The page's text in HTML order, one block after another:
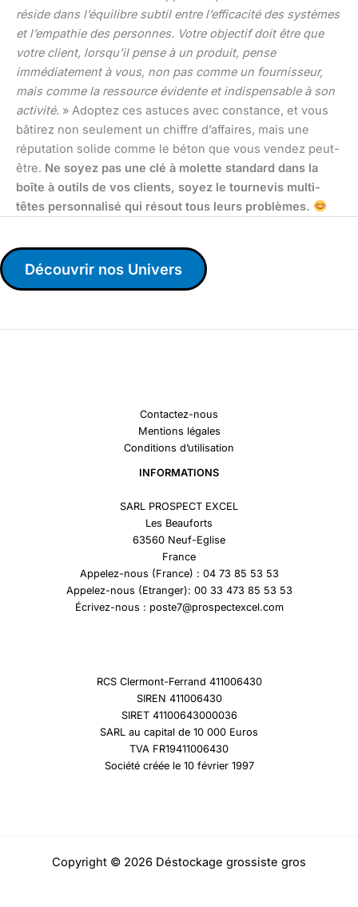
réside dans l’équilibre subtil entre l’efficacité des systèmes
et l’empathie des personnes. Votre objectif doit être que
votre client, lorsqu’il pense à un produit, pense
immédiatement à vous, non pas comme un fournisseur,
mais comme la ressource évidente et indispensable à son
activité. » Adoptez ces astuces avec constance, et vous
bâtirez non seulement un chiffre d’affaires, mais une
réputation solide comme le béton que vous vendez peut-
être. Ne soyez pas une clé à molette standard dans la
boîte à outils de vos clients, soyez le tournevis multi-
têtes personnalisé qui résout tous leurs problèmes.
Découvrir nos Univers
Contactez-nous
Mentions légales
Conditions d’utilisation
INFORMATIONS
SARL PROSPECT EXCEL
Les Beauforts
63560 Neuf-Eglise
France
Appelez-nous (France) : 04 73 85 53 53
Appelez-nous (Etranger): 00 33 473 85 53 53
Écrivez-nous : poste7@prospectexcel.com
RCS Clermont-Ferrand 411006430
SIREN 411006430
SIRET 41100643000036
SARL au capital de 10 000 Euros
TVA FR19411006430
Société créée le 10 février 1997
Copyright © 2026 Déstockage grossiste gros